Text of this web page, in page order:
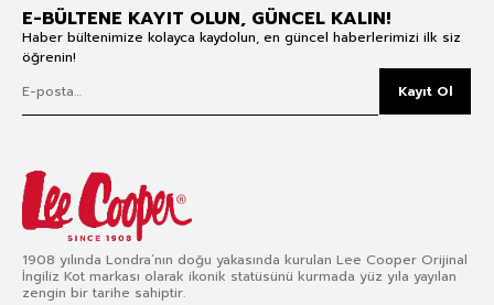
E-BÜLTENE KAYIT OLUN, GÜNCEL KALIN!
Haber bültenimize kolayca kaydolun, en güncel haberlerimizi ilk siz
öğrenin!
Kayıt Ol
1908 yılında Londra’nın doğu yakasında kurulan Lee Cooper Orijinal
İngiliz Kot markası olarak ikonik statüsünü kurmada yüz yıla yayılan
zengin bir tarihe sahiptir.